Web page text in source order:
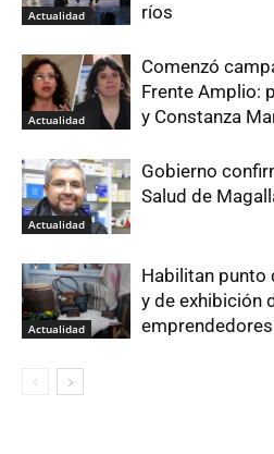
Actualidad
ríos
Actualidad
Comenzó
Frente Amplio:
y Constanza
Actualidad
Gobierno
Salud de
Actualidad
Habilitan punto
y de exhibición